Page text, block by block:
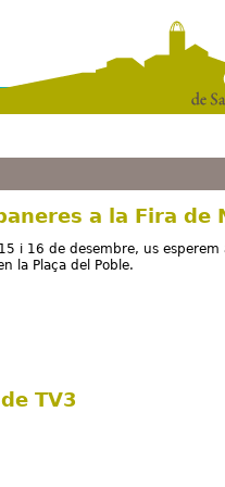
a la Fira de
i 16 de desembre, us esperem
la Plaça del Poble.
TV3